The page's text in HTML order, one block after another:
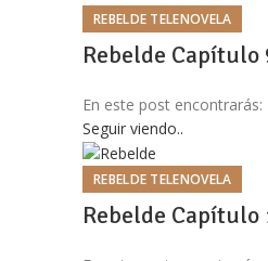
REBELDE TELENOVELA
Rebelde Capítulo
En este post
Seguir viendo..
REBELDE TELENOVELA
Rebelde